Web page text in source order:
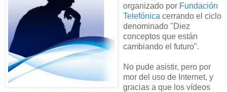
organizado por Fundación
Telefónica cerrando el ciclo
denominado "Diez
conceptos que están
cambiando el futuro".
No pude asistir, pero por
mor del uso de Internet, y
gracias a que los vídeos